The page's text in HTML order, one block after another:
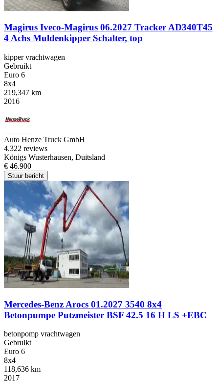
Magirus Iveco-Magirus 06.2027 Tracker AD340T45
4 Achs Muldenkipper Schalter, top
kipper vrachtwagen
Gebruikt
Euro 6
8x4
219,347 km
2016
Auto Henze Truck GmbH
4.322 reviews
Königs Wusterhausen, Duitsland
€ 46.900
Stuur bericht
Mercedes-Benz Arocs 01.2027 3540 8x4
Betonpumpe Putzmeister BSF 42.5 16 H LS +EBC
betonpomp vrachtwagen
Gebruikt
Euro 6
8x4
118,636 km
2017